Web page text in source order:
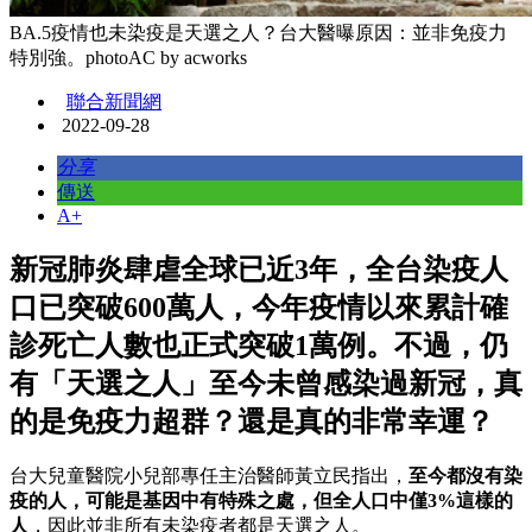
BA.5疫情也未染疫是天選之人？台大醫曝原因：並非免疫力
特別強。photoAC by acworks
聯合新聞網
2022-09-28
分享
傳送
A+
新冠肺炎肆虐全球已近3年，全台染疫人
口已突破600萬人，今年疫情以來累計確
診死亡人數也正式突破1萬例。不過，仍
有「天選之人」至今未曾感染過新冠，真
的是免疫力超群？還是真的非常幸運？
台大兒童醫院小兒部專任主治醫師黃立民指出， 至今都沒有染
疫的人，可能是基因中有特殊之處，但全人口中僅3%這樣的
人 ，因此並非所有未染疫者都是天選之人。